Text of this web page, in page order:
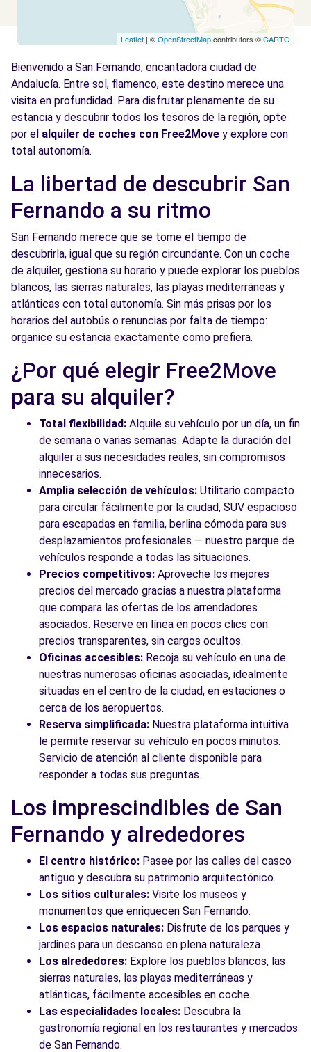
Leaflet | ©OpenStreetMapcontributors ©CARTO
Bienvenido a San Fernando, encantadora ciudad de
Andalucía. Entre sol, flamenco, este destino merece una
visita en profundidad. Para disfrutar plenamente de su
estancia y descubrir todos los tesoros de la región, opte
por el alquiler de coches con Free2Move y explore con
total autonomía.
La libertad de descubrir San
Fernando a su ritmo
San Fernando merece que se tome el tiempo de
descubrirla, igual que su región circundante. Con un coche
de alquiler, gestiona su horario y puede explorar los pueblos
blancos, las sierras naturales, las playas mediterráneas y
atlánticas con total autonomía. Sin más prisas por los
horarios del autobús o renuncias por falta de tiempo:
organice su estancia exactamente como prefiera.
¿Por qué elegir Free2Move
para su alquiler?
Total flexibilidad: Alquile su vehículo por un día, un fin
de semana o varias semanas. Adapte la duración del
alquiler a sus necesidades reales, sin compromisos
innecesarios.
Amplia selección de vehículos: Utilitario compacto
para circular fácilmente por la ciudad, SUV espacioso
para escapadas en familia, berlina cómoda para sus
desplazamientos profesionales — nuestro parque de
vehículos responde a todas las situaciones.
Precios competitivos: Aproveche los mejores
precios del mercado gracias a nuestra plataforma
que compara las ofertas de los arrendadores
asociados. Reserve en línea en pocos clics con
precios transparentes, sin cargos ocultos.
Oficinas accesibles: Recoja su vehículo en una de
nuestras numerosas oficinas asociadas, idealmente
situadas en el centro de la ciudad, en estaciones o
cerca de los aeropuertos.
Reserva simplificada: Nuestra plataforma intuitiva
le permite reservar su vehículo en pocos minutos.
Servicio de atención al cliente disponible para
responder a todas sus preguntas.
Los imprescindibles de San
Fernando y alrededores
El centro histórico: Pasee por las calles del casco
antiguo y descubra su patrimonio arquitectónico.
Los sitios culturales: Visite los museos y
monumentos que enriquecen San Fernando.
Los espacios naturales: Disfrute de los parques y
jardines para un descanso en plena naturaleza.
Los alrededores: Explore los pueblos blancos, las
sierras naturales, las playas mediterráneas y
atlánticas, fácilmente accesibles en coche.
Las especialidades locales: Descubra la
gastronomía regional en los restaurantes y mercados
de San Fernando.